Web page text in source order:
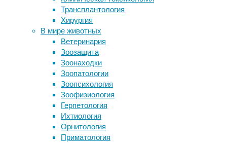
Трансплантология
Хирургия
В мире животных
Ветеринария
Зоозащита
Зоонаходки
Зоопатологии
Зоопсихология
Зоофизиология
Герпетология
Ихтиология
Орнитология
Приматология
незаметно
подобраться
к
добыче,
флейторылы
плывут
ней
рядом
кем-
нибудь
большим
описали по единственному
хвостовому позвонку
Микропластыри на лейкоциты для
диагностики легких черепно-
мозговых травм
Способствует ли кофе прерыванию
беременности?
«Колеса Иезекииля» оказались
псевдоколониальными
перистожаберными
Следите за новостями